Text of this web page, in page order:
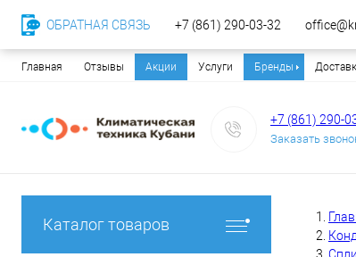
Главная Отзывы Акции Услуги Бренды
+7 (861) 290-
Заказать
Каталог товаров
ОБРАТНАЯ СВЯЗЬ +7 (861) 290-03-32